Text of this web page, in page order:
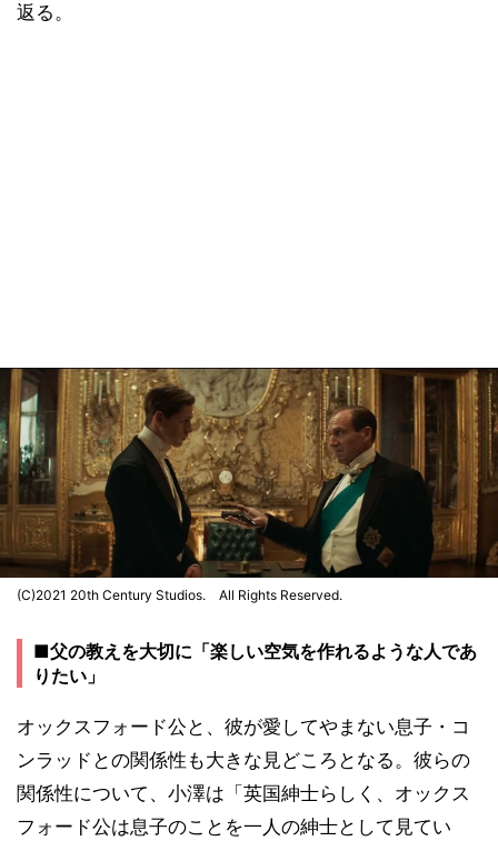
返る。
(C)2021 20th Century Studios. All Rights Reserved.
■父の教えを大切に「楽しい空気を作れるような人であ
りたい」
オックスフォード公と、彼が愛してやまない息子・コ
ンラッドとの関係性も大きな見どころとなる。彼らの
関係性について、小澤は「英国紳士らしく、オックス
フォード公は息子のことを一人の紳士として見てい